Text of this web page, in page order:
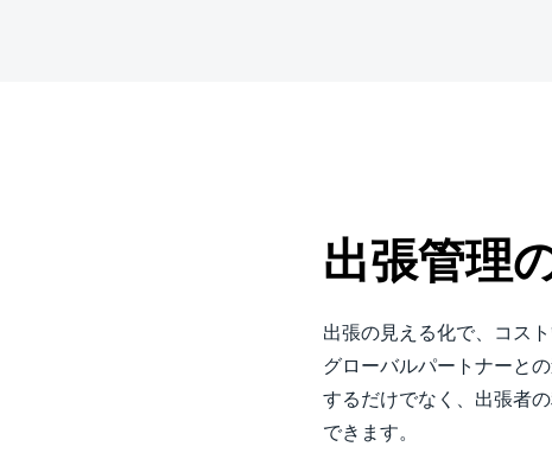
出張管理
出張の見える化で、コス
グローバルパートナーと
するだけでなく、出張者
できます。